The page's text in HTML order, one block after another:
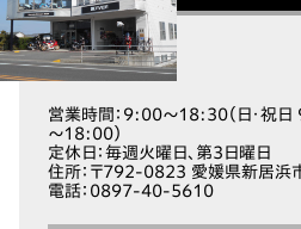
営業時間 ：9:00～18:30（日・
～18:00）
定休日 ：毎週火曜日、第3日曜日
住所：〒792-0823 愛媛県新居
電話：0897-40-5610